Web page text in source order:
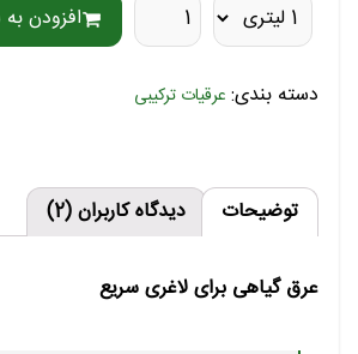
افزودن
دسته بندی: عرقیات ترکیبی
توضیحات دیدگاه کاربران (2)
عرق گیاهی برای لاغری سریع